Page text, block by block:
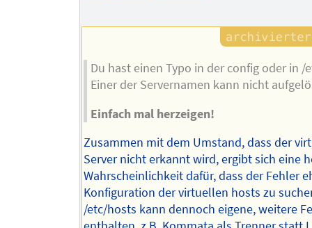
Du hast einen Typo in der config oder in /
Einer der Servernamen kann nicht
Einfach mal herzeigen!
Zusammen mit dem Umstand, dass der
Server nicht erkannt wird, ergibt sich eine
Wahrscheinlichkeit dafür, dass der Fehler
Konfiguration der virtuellen hosts zu
/etc/hosts kann dennoch eigene, weitere